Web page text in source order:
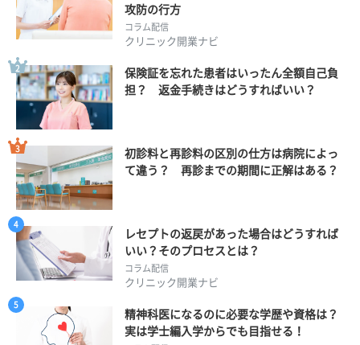
攻防の行方
コラム配信
クリニック開業ナビ
保険証を忘れた患者はいったん全額自己負
担？ 返金手続きはどうすればいい？
初診料と再診料の区別の仕方は病院によっ
て違う？ 再診までの期間に正解はある？
レセプトの返戻があった場合はどうすれば
いい？そのプロセスとは？
コラム配信
クリニック開業ナビ
精神科医になるのに必要な学歴や資格は？
実は学士編入学からでも目指せる！